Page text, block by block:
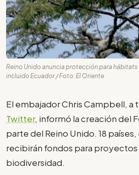
Reino Unido anuncia protección para hábitats
incluido Ecuador / Foto: El Oriente
El embajador Chris Campbell, a
Twitter, informó la creación del
parte del Reino Unido. 18
recibirán fondos para
biodiversidad.